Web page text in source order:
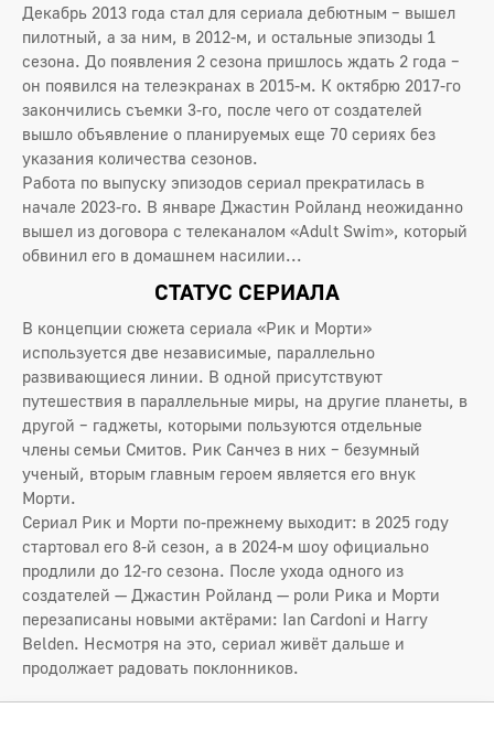
Декабрь 2013 года стал для сериала дебютным – вышел
пилотный, а за ним, в 2012-м, и остальные эпизоды 1
сезона. До появления 2 сезона пришлось ждать 2 года –
он появился на телеэкранах в 2015-м. К октябрю 2017-го
закончились съемки 3-го, после чего от создателей
вышло объявление о планируемых еще 70 сериях без
указания количества сезонов.
Работа по выпуску эпизодов сериал прекратилась в
начале 2023-го. В январе Джастин Ройланд неожиданно
вышел из договора с телеканалом «Adult Swim», который
обвинил его в домашнем насилии...
СТАТУС СЕРИАЛА
В концепции сюжета сериала «Рик и Морти»
используется две независимые, параллельно
развивающиеся линии. В одной присутствуют
путешествия в параллельные миры, на другие планеты, в
другой – гаджеты, которыми пользуются отдельные
члены семьи Смитов. Рик Санчез в них – безумный
ученый, вторым главным героем является его внук
Морти.
Сериал Рик и Морти по-прежнему выходит: в 2025 году
стартовал его 8-й сезон, а в 2024-м шоу официально
продлили до 12-го сезона. После ухода одного из
создателей — Джастин Ройланд — роли Рика и Морти
перезаписаны новыми актёрами: Ian Cardoni и Harry
Belden. Несмотря на это, сериал живёт дальше и
продолжает радовать поклонников.